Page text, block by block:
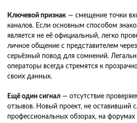
Ключевой признак — смещение точки
каналов. Если основным способом
является не её официальный, легко
личное общение с представителем
серьёзный повод для сомнений.
операторы всегда стремятся к
своих данных.
Ещё один сигнал — отсутствие
отзывов. Новый проект, не оставивший
профессиональных обзорах, на форумах